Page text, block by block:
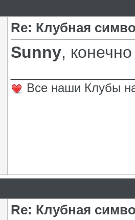
Re: Клубная
Sunny,
Все наши Клубы
Re: Клубная